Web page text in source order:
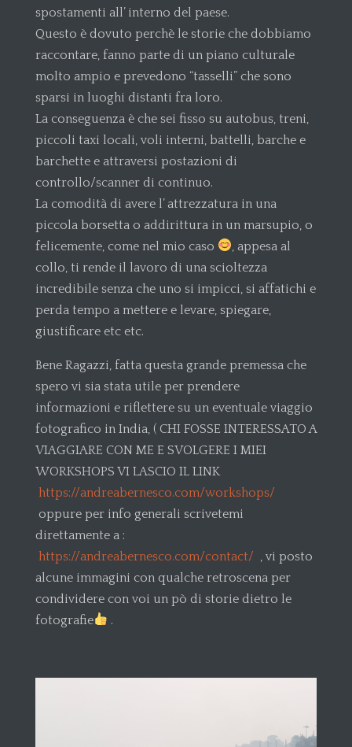
spostamenti all’ interno del paese.
Questo è dovuto perchè le storie che dobbiamo
raccontare, fanno parte di un piano culturale
molto ampio e prevedono “tasselli” che sono
sparsi in luoghi distanti fra loro.
La conseguenza è che sei fisso su autobus, treni,
piccoli taxi locali, voli interni, battelli, barche e
barchette e attraversi postazioni di
controllo/scanner di continuo.
La comodità di avere l’ attrezzatura in una
piccola borsetta o addirittura in un marsupio, o
felicemente, come nel mio caso
, appesa al
collo, ti rende il lavoro di una scioltezza
incredibile senza che uno si impicci, si affatichi e
perda tempo a mettere e levare, spiegare,
giustificare etc etc.
Bene Ragazzi, fatta questa grande premessa che
spero vi sia stata utile per prendere
informazioni e riflettere su un eventuale viaggio
fotografico in India, ( CHI FOSSE INTERESSATO A
VIAGGIARE CON ME E SVOLGERE I MIEI
WORKSHOPS VI LASCIO IL LINK
https://andreabernesco.com/workshops/
oppure per info generali scrivetemi
direttamente a :
https://andreabernesco.com/contact/ , vi posto
alcune immagini con qualche retroscena per
condividere con voi un pò di storie dietro le
fotografie
.